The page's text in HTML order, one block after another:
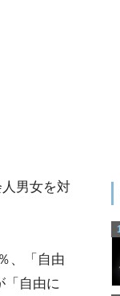
男女を対
、「自由
「自由に